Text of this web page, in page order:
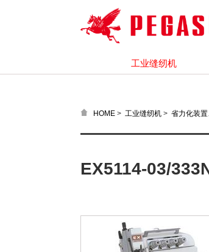
工业缝纫机
HOME > 工业缝纫机 > 省力化装
EX5114-03/